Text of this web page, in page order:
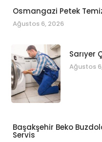
Osmangazi Petek
Ağustos 6, 2026
Sarıyer
Ağustos
Başakşehir Beko
Servis